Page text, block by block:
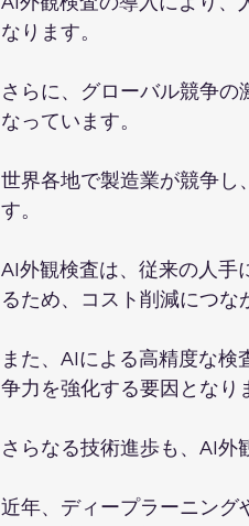
なります。
さらに、グローバル競争の
なっています。
世界各地で製造業が競争し
す。
AI外観検査は、従来の人手
るため、コスト削減につな
また、AIによる高精度な
争力を強化する要因となり
さらなる技術進歩も、AI外
近年、ディープラーニング